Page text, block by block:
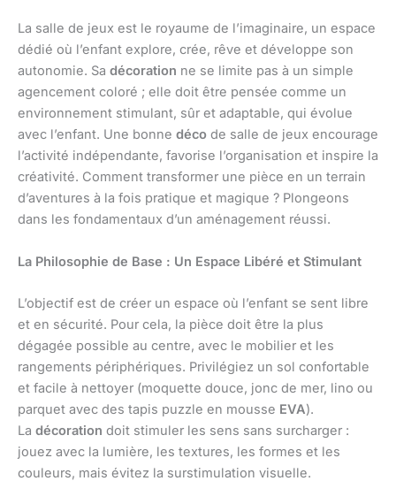
La salle de jeux est le royaume de l’imaginaire, un espace
dédié où l’enfant explore, crée, rêve et développe son
autonomie. Sa décoration ne se limite pas à un simple
agencement coloré ; elle doit être pensée comme un
environnement stimulant, sûr et adaptable, qui évolue
avec l’enfant. Une bonne déco de salle de jeux encourage
l’activité indépendante, favorise l’organisation et inspire la
créativité. Comment transformer une pièce en un terrain
d’aventures à la fois pratique et magique ? Plongeons
dans les fondamentaux d’un aménagement réussi.
La Philosophie de Base : Un Espace Libéré et Stimulant
L’objectif est de créer un espace où l’enfant se sent libre
et en sécurité. Pour cela, la pièce doit être la plus
dégagée possible au centre, avec le mobilier et les
rangements périphériques. Privilégiez un sol confortable
et facile à nettoyer (moquette douce, jonc de mer, lino ou
parquet avec des tapis puzzle en mousse EVA).
La décoration doit stimuler les sens sans surcharger :
jouez avec la lumière, les textures, les formes et les
couleurs, mais évitez la surstimulation visuelle.